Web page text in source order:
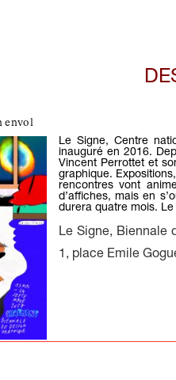
envol
Le Signe, Centre
inauguré en 2016.
Vincent Perrottet et
graphique.
rencontres vont
d’affiches, mais en
durera quatre mois.
Le Signe, Biennale
1, place Emile